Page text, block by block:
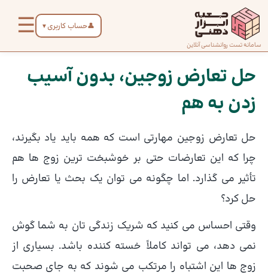
محتوا
سامانه تست روانشناسی آنلاین
👤حساب کاربری ▼
☰
صفحه
اصلی
درباره
تماس
با ما
دسته‌بندی
تست‌ها
حل تعارض زوجین، بدون آسیب
زدن به هم
حل تعارض زوجین مهارتی است که همه باید یاد بگیرند،
چرا که این تعارضات حتی بر خوشبخت ترین زوج ها هم
تأثیر می گذارد. اما چگونه می توان یک بحث یا تعارض را
حل کرد؟
وقتی احساس می کنید که شریک زندگی تان به شما گوش
نمی دهد، می تواند کاملاً خسته کننده باشد. بسیاری از
زوج ها این اشتباه را مرتکب می شوند که به جای صحبت
پیمایش